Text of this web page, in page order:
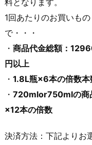
料となります。
1回あたりのお買いもの
で・・・
・ 商品代金総額：
円以上
・ 1.8L瓶×6本の倍数本
・ 720mlor750mlの商
×12本の倍数
決済方法：下記よりお